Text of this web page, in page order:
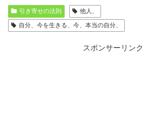
引き寄せの法則
他人、
自分、今を生きる、今、本当の自分、
スポンサーリンク